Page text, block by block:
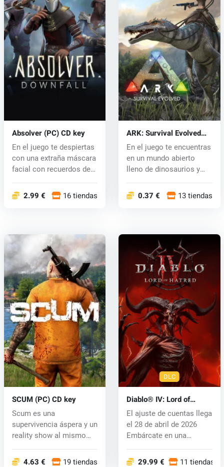
Absolver (PC) CD key
En el juego te despiertas
con una extraña máscara
facial con recuerdos de
2.99 € 16 tiendas
ARK: Survival Evolved
(PC) CD key
En el juego te encuentras
en un mundo abierto
lleno de dinosaurios y
0.37 € 13 tiendas
SCUM (PC) CD key
Scum es una
supervivencia áspera y un
reality show al mismo
4.63 € 19 tiendas
DLC
Diablo® IV: Lord of
Hatred™ (PC) key
El ajuste de cuentas llega
el 28 de abril de 2026
Embárcate en una
29.99 € 11 tiendas